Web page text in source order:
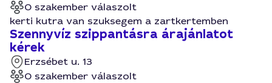
0 szakember válaszolt
kerti kutra van szuksegem a zartkertemben
Szennyvíz szippantásra árajánlatot
kérek
Erzsébet u. 13
0 szakember válaszolt